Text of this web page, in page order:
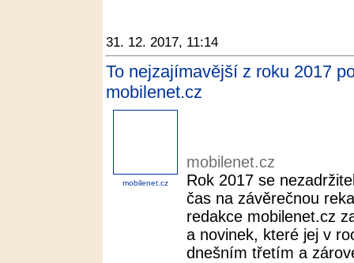
31. 12. 2017, 11:14
To nejzajímavější z roku 2017
mobilenet.cz
mobilenet.cz
mobilenet.cz
Rok 2017 se
čas na závěrečnou
redakce mobilenet.cz
a novinek, které jej v
dnešním třetím a